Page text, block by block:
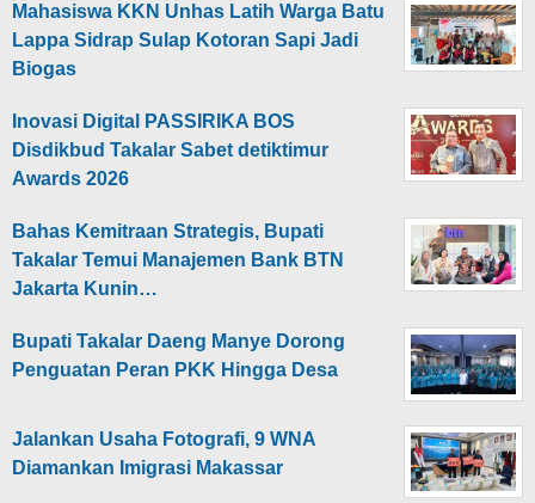
Mahasiswa KKN Unhas Latih Warga Batu
Lappa Sidrap Sulap Kotoran Sapi Jadi
Biogas
Inovasi Digital PASSIRIKA BOS
Disdikbud Takalar Sabet detiktimur
Awards 2026
Bahas Kemitraan Strategis, Bupati
Takalar Temui Manajemen Bank BTN
Jakarta Kunin…
Bupati Takalar Daeng Manye Dorong
Penguatan Peran PKK Hingga Desa
Jalankan Usaha Fotografi, 9 WNA
Diamankan Imigrasi Makassar